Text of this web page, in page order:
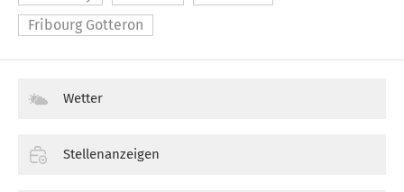
Fribourg Gotteron
Wetter
Stellenanzeigen